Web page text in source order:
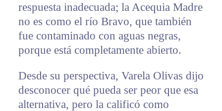
respuesta inadecuada; la Acequia Madre
no es como el río Bravo, que también
fue contaminado con aguas negras,
porque está completamente abierto.
Desde su perspectiva, Varela Olivas dijo
desconocer qué pueda ser peor que esa
alternativa, pero la calificó como